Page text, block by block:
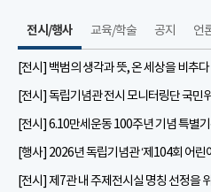
전시/행사
[전시] 백범의 생각과 뜻, 온 세상을 비추다
[전시] 독립기념관 전시 모니터링단 국민
[행사] 2026년 독립기념관 ‘제104회 어린
교육/학술 공지 언